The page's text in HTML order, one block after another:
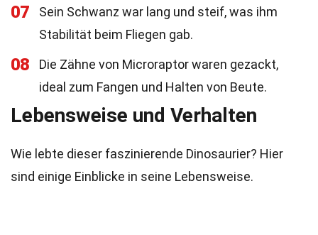
07
Sein Schwanz war lang und steif, was ihm
Stabilität beim Fliegen gab.
08
Die Zähne von Microraptor waren gezackt,
ideal zum Fangen und Halten von Beute.
Lebensweise und Verhalten
Wie lebte dieser faszinierende Dinosaurier? Hier
sind einige Einblicke in seine Lebensweise.